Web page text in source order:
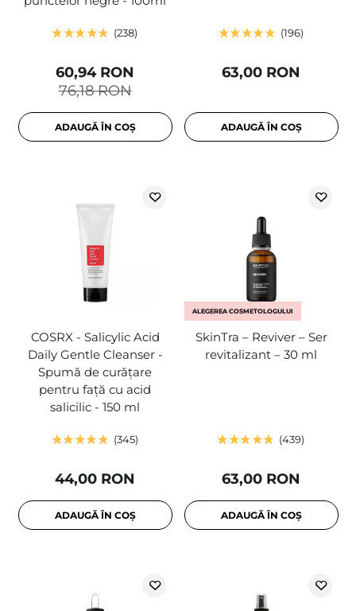
238
76,18 RON
60,94 RON
ADAUGĂ ÎN COȘ
196
63,00 RON
ADAUGĂ ÎN COȘ
COSRX - Salicylic Acid
Daily Gentle Cleanser -
Spumă de curățare
pentru față cu acid
salicilic - 150 ml
345
44,00 RON
ADAUGĂ ÎN COȘ
ALEGEREA COSMETOLOGULUI
SkinTra – Reviver – Ser
revitalizant – 30 ml
439
63,00 RON
ADAUGĂ ÎN COȘ